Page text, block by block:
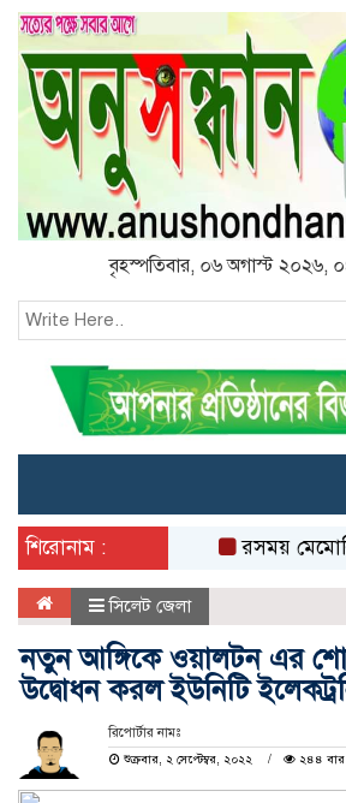
বৃহস্পতিবার, ০৬ অগাস্ট ২০২৬,
শিরোনাম :
রসময় মেমোরিয়াল
সিলেট জেলা
নতুন আঙ্গিকে ওয়ালটন এর
উদ্বোধন করল ইউনিটি
রিপোর্টার নামঃ
শুক্রবার, ২ সেপ্টেম্বর, ২০২২
২৪৪ বার